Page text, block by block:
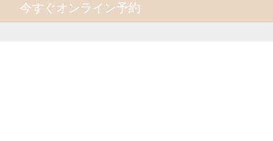
今すぐオンライン予約